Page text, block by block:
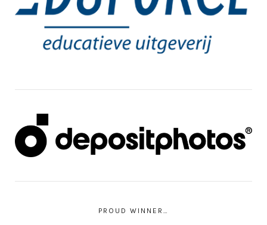
PROUD WINNER…